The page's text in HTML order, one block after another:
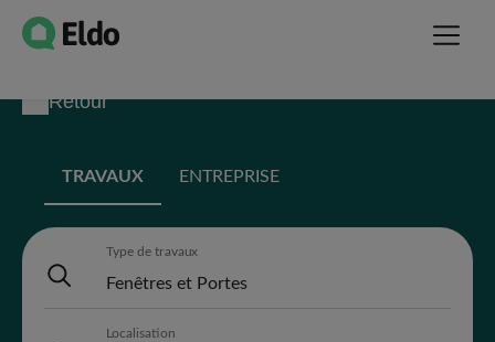
Retour
TRAVAUX ENTREPRISE
Type de travaux
Localisation